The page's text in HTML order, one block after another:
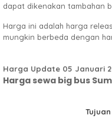
dapat dikenakan tambahan
Harga ini adalah harga
mungkin berbeda dengan
Harga Update 05 Januari
Harga sewa big bus
Tujuan